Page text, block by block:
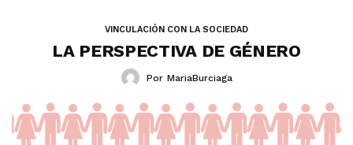
VINCULACIÓN CON LA SOCIEDAD
LA PERSPECTIVA DE GÉNERO
Por MariaBurciaga